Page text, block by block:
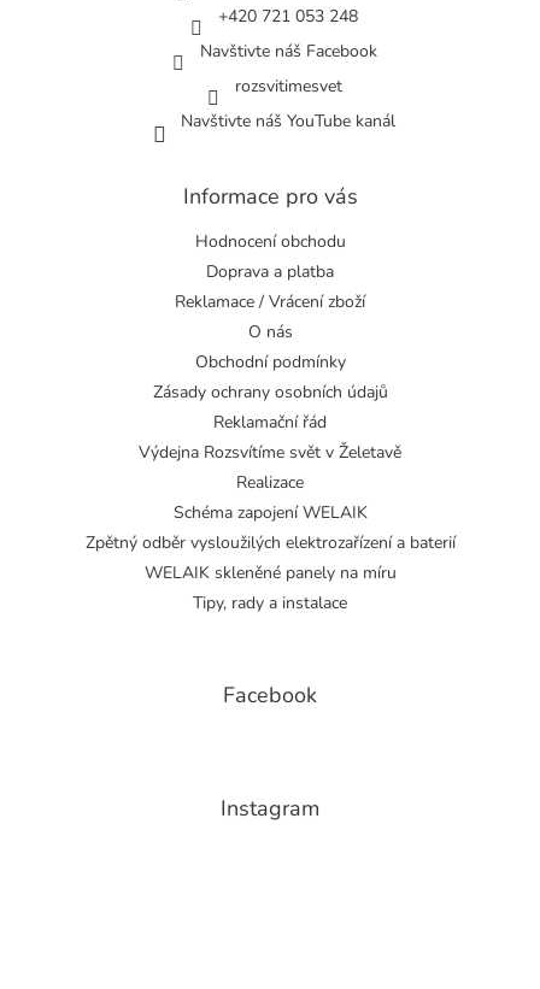
+420 721 053 248
Navštivte náš Facebook
rozsvitimesvet
Navštivte náš YouTube kanál
Informace pro vás
Hodnocení obchodu
Doprava a platba
Reklamace / Vrácení zboží
O nás
Obchodní podmínky
Zásady ochrany osobních údajů
Reklamační řád
Výdejna Rozsvítíme svět v Želetavě
Realizace
Schéma zapojení WELAIK
Zpětný odběr vysloužilých elektrozařízení a baterií
WELAIK skleněné panely na míru
Tipy, rady a instalace
Facebook
Instagram